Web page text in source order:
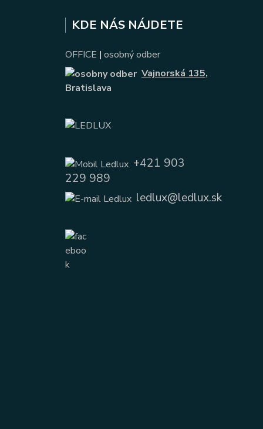
KDE NÁS NÁJDETE
OFFICE | osobný odber
Vajnorská 135,
Bratislava
+421 903
229 989
ledlux@ledlux.sk